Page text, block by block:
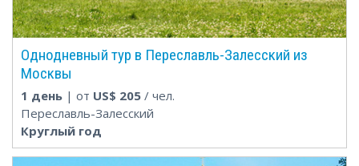
Однодневный тур в Переславль-Залесский из
Москвы
1 день | от US$ 205 / чел.
Переславль-Залесский
Круглый год